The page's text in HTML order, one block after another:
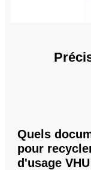
Quels
pour
d'usage